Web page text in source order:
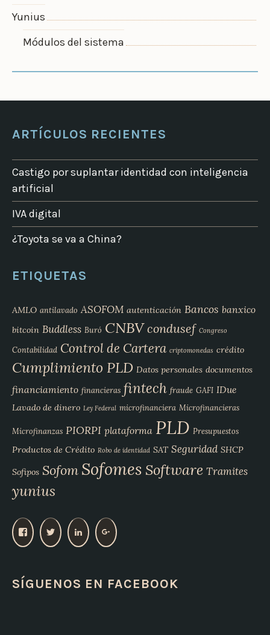
Yunius
Módulos del sistema
ARTÍCULOS RECIENTES
Castigo por suplantar identidad con inteligencia
artificial
IVA digital
¿Toyota se va a China?
ETIQUETAS
AMLO antilavado ASOFOM autenticación Bancos banxico
bitcoin Buddless Buró CNBVcondusef Congreso
Contabilidad Control de Cartera criptomonedas crédito
Cumplimiento PLD Datos personales documentos
financiamiento financieras fintech fraude GAFI IDue
Lavado de dinero Ley Federal microfinanciera Microfinancieras
Microfinanzas PIORPI plataforma PLD Presupuestos
Productos de Crédito Robo de identidad SAT Seguridad SHCP
Sofipos Sofom Sofomes Software Tramites
yunius
V
p
e
V
e
V
e
V
SÍGUENOS EN FACEBOOK